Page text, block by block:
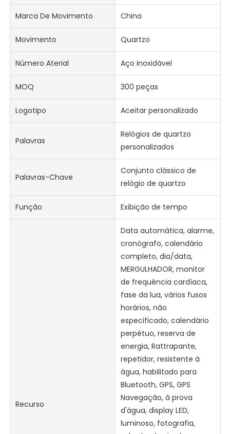
Marca De Movimento China
Movimento Quartzo
Número Aterial Aço inoxidável
MOQ 300 peças
Logotipo Aceitar personalizado
Palavras
Relógios de quartzo
personalizados
Palavras-Chave
Conjunto clássico de
relógio de quartzo
Função Exibição de tempo
Recurso
Data automática, alarme,
cronógrafo, calendário
completo, dia/data,
MERGULHADOR, monitor
de frequência cardíaca,
fase da lua, vários fusos
horários, não
especificado, calendário
perpétuo, reserva de
energia, Rattrapante,
repetidor, resistente à
água, habilitado para
Bluetooth, GPS, GPS
Navegação, à prova
d'água, display LED,
luminoso, fotografia,